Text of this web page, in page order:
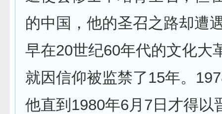
的中国，他的圣召之路却遭
早在20世纪60年代的文化大
就因信仰被监禁了15年。
他直到1980年6月7日才得以